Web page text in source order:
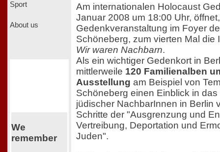
Sport
About us
We
remember
Am internationalen Holocaust
Januar 2008 um 18:00 Uhr,
Gedenkveranstaltung im Foyer
Schöneberg, zum vierten Mal die
Wir waren Nachbarn.
Als ein wichtiger Gedenkort in
mittlerweile 120 Familienalben
Ausstellung am Beispiel von
Schöneberg einen Einblick in
jüdischer NachbarInnen in Berlin
Schritte der "Ausgrenzung und
Vertreibung, Deportation und
Juden".